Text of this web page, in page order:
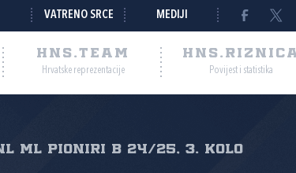
VATRENO SRCE MEDIJI
HNS.TEAM
Hrvatske reprezentacije Povijest i statistika
ML PIONIRI B 24/25, 3. kolo